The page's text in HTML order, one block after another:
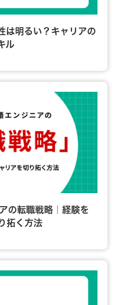
は明るい？キャリアの
ル
の転職戦略｜経験を
拓く方法